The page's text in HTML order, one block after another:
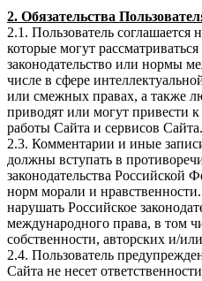
2. Обязательства
2.1. Пользователь соглашается
которые могут
законодательство или нормы
числе в сфере
или смежных правах, а также
приводят или могут привести
работы Сайта и сервисов Сайта.
2.3. Комментарии и иные
должны вступать в
законодательства Российской
норм морали и нравственности.
нарушать Российское
международного права, в том
собственности, авторских и/
2.4. Пользователь
Сайта не несет